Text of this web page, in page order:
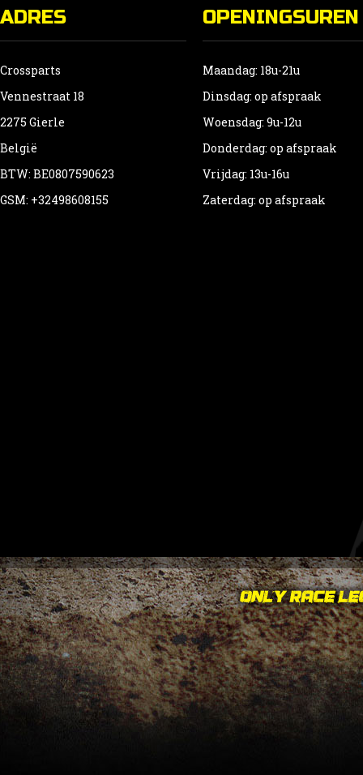
ADRES
Crossparts
Vennestraat 18
2275 Gierle
België
BTW: BE0807590623
GSM: +32498608155
OPENINGSUREN
Maandag: 18u-21u
Dinsdag: op afspraak
Woensdag: 9u-12u
Donderdag: op afspraak
Vrijdag: 13u-16u
Zaterdag: op afspraak